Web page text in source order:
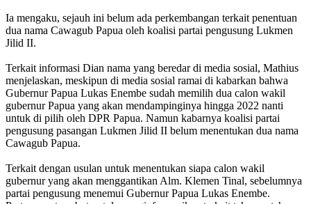
Ia mengaku, sejauh ini belum ada perkembangan terkait penentuan
dua nama Cawagub Papua oleh koalisi partai pengusung Lukmen
Jilid II.
Terkait informasi Dian nama yang beredar di media sosial, Mathius
menjelaskan, meskipun di media sosial ramai di kabarkan bahwa
Gubernur Papua Lukas Enembe sudah memilih dua calon wakil
gubernur Papua yang akan mendampinginya hingga 2022 nanti
untuk di pilih oleh DPR Papua. Namun kabarnya koalisi partai
pengusung pasangan Lukmen Jilid II belum menentukan dua nama
Cawagub Papua.
Terkait dengan usulan untuk menentukan siapa calon wakil
gubernur yang akan menggantikan Alm. Klemen Tinal, sebelumnya
partai pengusung menemui Gubernur Papua Lukas Enembe.